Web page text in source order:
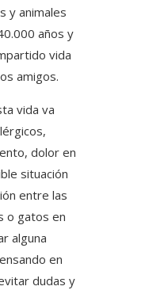
y animales
años y
vida
amigos.
vida va
dolor en
situación
entre las
o gatos en
alguna
en
dudas y